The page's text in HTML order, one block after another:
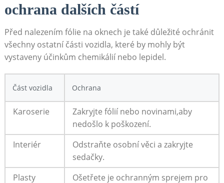
ochrana ‍dalších částí
Před nalezením fólie na oknech ⁣je také důležité ochránit
všechny‍ ostatní části vozidla,⁢ které by ‍mohly být
vystaveny⁢ účinkům chemikálií ‍nebo ⁣lepidel.
Část ⁣vozidla Ochrana
Karoserie
Zakryjte fólií ​nebo novinami,aby
nedošlo k poškození.
Interiér
Odstraňte⁤ osobní věci‌ a ‌zakryjte
sedačky.
Plasty
Ošetřete je ochranným sprejem pro